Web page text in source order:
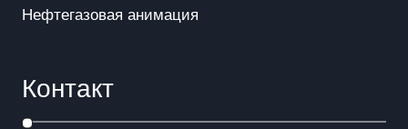
Нефтегазовая анимация
Контакт